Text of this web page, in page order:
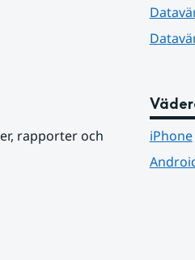
rapporter och
iPhone